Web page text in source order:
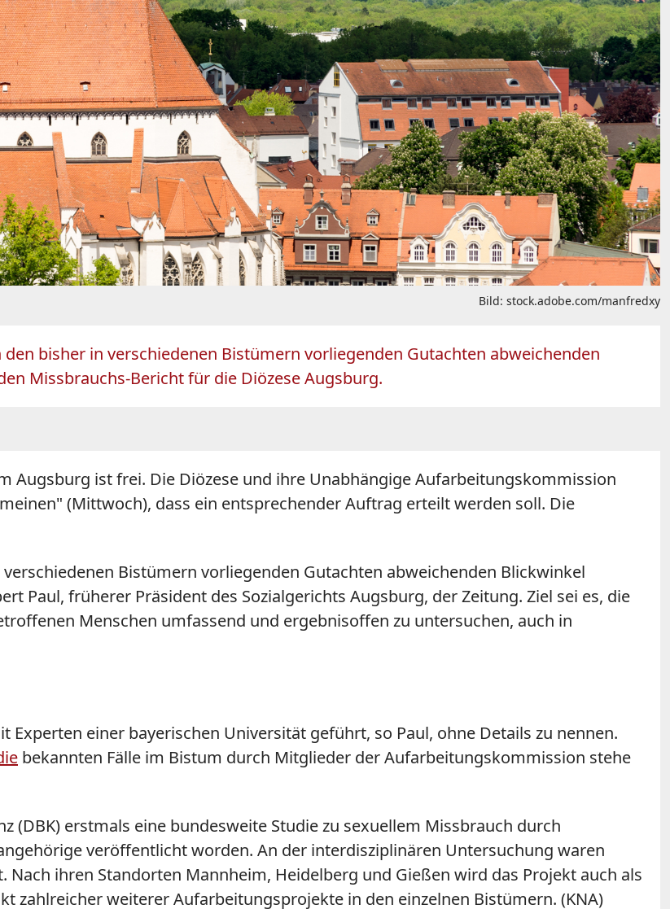
Bild: stock.adobe.com/manfredxy
bisher in verschiedenen Bistümern vorliegenden Gutachten abweichenden
Missbrauchs-Bericht für die Diözese Augsburg.
Augsburg ist frei. Die Diözese und ihre Unabhängige Aufarbeitungskommission
(Mittwoch), dass ein entsprechender Auftrag erteilt werden soll. Die
Bistümern vorliegenden Gutachten abweichenden Blickwinkel
Paul, früherer Präsident des Sozialgerichts Augsburg, der Zeitung. Ziel sei es, die
Menschen umfassend und ergebnisoffen zu untersuchen, auch in
einer bayerischen Universität geführt, so Paul, ohne Details zu nennen.
bekannten Fälle im Bistum durch Mitglieder der Aufarbeitungskommission stehe
(DBK) erstmals eine bundesweite Studie zu sexuellem Missbrauch durch
veröffentlicht worden. An der interdisziplinären Untersuchung waren
ihren Standorten Mannheim, Heidelberg und Gießen wird das Projekt auch als
zahlreicher weiterer Aufarbeitungsprojekte in den einzelnen Bistümern. (KNA)